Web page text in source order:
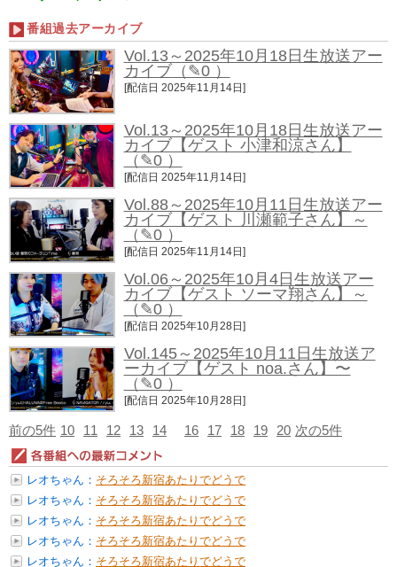
番組過去アーカイブ
Vol.13～2025年10月18日生放送アー
カイブ （✎0 ）
[配信日 2025年11月14日]
Vol.13～2025年10月18日生放送アー
カイブ【ゲスト 小津和涼さん】
（✎0 ）
[配信日 2025年11月14日]
Vol.88～2025年10月11日生放送アー
カイブ【ゲスト 川瀬範子さん】～
（✎0 ）
[配信日 2025年11月14日]
Vol.06～2025年10月4日生放送アー
カイブ【ゲスト ソーマ翔さん】～
（✎0 ）
[配信日 2025年10月28日]
Vol.145～2025年10月11日生放送ア
ーカイブ【ゲスト noa.さん】〜
（✎0 ）
[配信日 2025年10月28日]
前の5件 10 11 12 13 14 16 17 18 19 20 次の5件
レオちゃん： そろそろ新宿あたりでどうで
すか？6/...
レオちゃん： そろそろ新宿あたりでどうで
すか？6/...
レオちゃん： そろそろ新宿あたりでどうで
すか？6/...
レオちゃん： そろそろ新宿あたりでどうで
すか？6/...
レオちゃん： そろそろ新宿あたりでどうで